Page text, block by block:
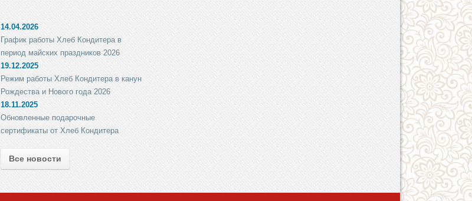
14.04.2026
График работы Хлеб Кондитера в
период майских праздников 2026
19.12.2025
Режим работы Хлеб Кондитера в канун
Рождества и Нового года 2026
18.11.2025
Обновленные подарочные
сертификаты от Хлеб Кондитера
Все новости